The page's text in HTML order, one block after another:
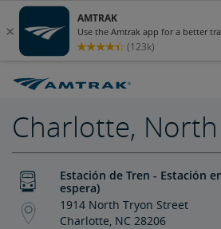
Charlotte,
Estación de Tren - Estación
espera)
1914 North Tryon Street
Charlotte, NC 28206